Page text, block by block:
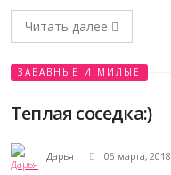
Читать далее
ЗАБАВНЫЕ И МИЛЫЕ
Теплая соседка:)
Дарья 06 марта, 2018